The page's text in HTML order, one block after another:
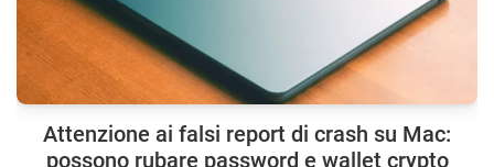
Attenzione ai falsi report di crash su Mac:
possono rubare password e wallet crypto